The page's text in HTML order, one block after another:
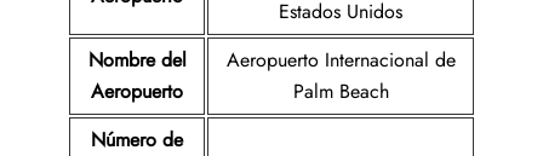
Estados Unidos
Nombre del
Aeropuerto
Aeropuerto Internacional de
Palm Beach
Número de